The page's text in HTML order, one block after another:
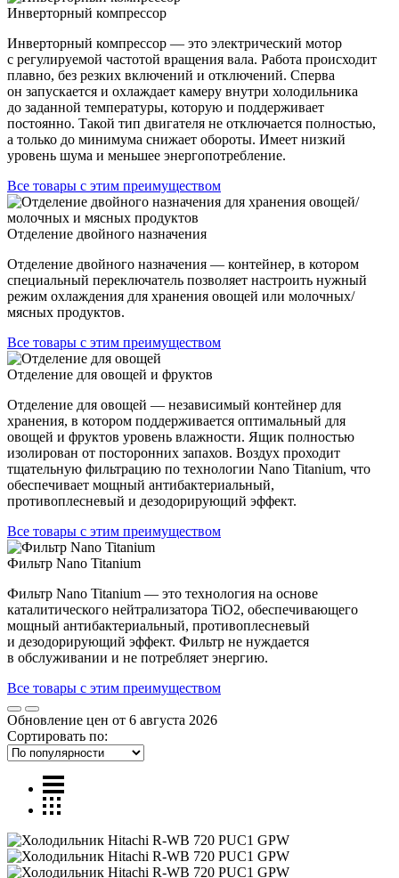
Инверторный компрессор
Инверторный компрессор — это электрический мотор
с регулируемой частотой вращения вала. Работа происходит
плавно, без резких включений и отключений. Сперва
он запускается и охлаждает камеру внутри холодильника
до заданной температуры, которую и поддерживает
постоянно. Такой тип двигателя не отключается полностью,
а только до минимума снижает обороты. Имеет низкий
уровень шума и меньшее энергопотребление.
Все товары с этим преимуществом
Отделение двойного назначения
Отделение двойного назначения — контейнер, в котором
специальный переключатель позволяет настроить нужный
режим охлаждения для хранения овощей или молочных/
мясных продуктов.
Все товары с этим преимуществом
Отделение для овощей и фруктов
Отделение для овощей — независимый контейнер для
хранения, в котором поддерживается оптимальный для
овощей и фруктов уровень влажности. Ящик полностью
изолирован от посторонних запахов. Воздух проходит
тщательную фильтрацию по технологии Nano Titanium, что
обеспечивает мощный антибактериальный,
противоплесневый и дезодорирующий эффект.
Все товары с этим преимуществом
Фильтр Nano Titanium
Фильтр Nano Titanium — это технология на основе
каталитического нейтрализатора TiO2, обеспечивающего
мощный антибактериальный, противоплесневый
и дезодорирующий эффект. Фильтр не нуждается
в обслуживании и не потребляет энергию.
Все товары с этим преимуществом
Обновление цен от 6 августа 2026
Сортировать по: